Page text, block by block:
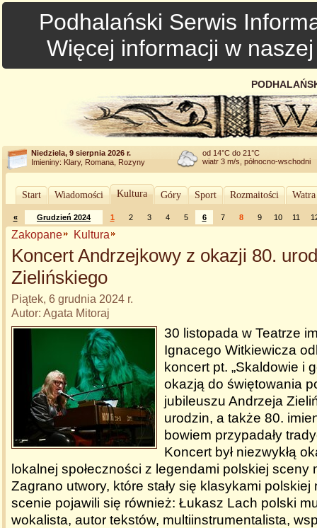
Podhalański Serwis
Więcej informacji w
Niedziela, 9 sierpnia 2026 r.
Imieniny: Klary, Romana, Rozyny
od 14°C do 21°C
wiatr 3 m/s, północno-wschodni
Start Wiadomości Kultura Góry Sport Rozmaitości
« Grudzień 2024 1 2 3 4 5 6 7 8 9 10 11
Zakopane Kultura
Koncert Andrzejkowy z okazji 80.
Zielińskiego
Piątek, 6 grudnia 2024 r.
Autor: Agata Mitoraj
30 listopada w Teatrze
Ignacego Witkiewicza
koncert pt. „Skaldowie i
okazją do świętowania
jubileuszu Andrzeja
urodzin, a także 80.
bowiem przypadały
Koncert był niezwykłą
lokalnej społeczności z legendami polskiej sceny
Zagrano utwory, które stały się klasykami polskiej
scenie pojawili się również: Łukasz Lach polski
wokalista, autor tekstów, multiinstrumentalista,